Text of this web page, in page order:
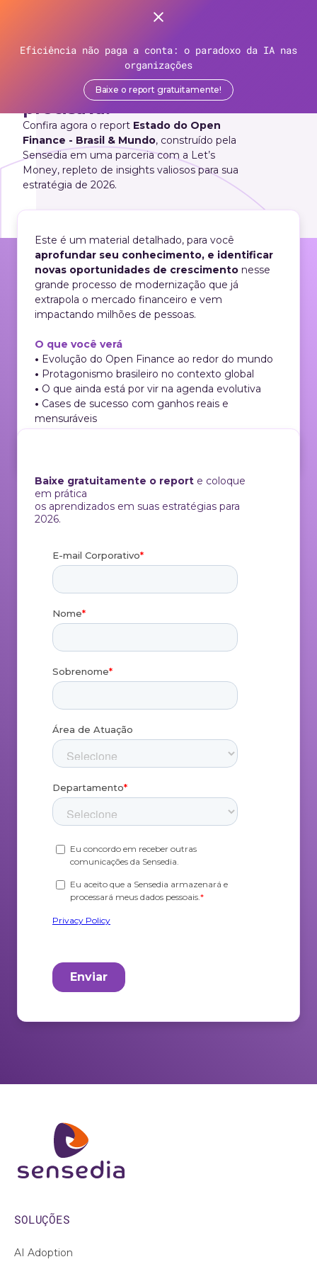
Eficiência não paga a conta: o paradoxo da IA nas
organizações
Baixe o report gratuitamente!
CONTEÚDO EXCLUSIVO
Open Finance: chegou a
atualização que você
precisava!
Confira agora o report Estado do Open
Finance - Brasil & Mundo, construído pela
Sensedia em uma parceria com a Let’s
Money, repleto de insights valiosos para sua
estratégia de 2026.
Este é um material detalhado, para você
aprofundar seu conhecimento, e identificar
novas oportunidades de crescimento nesse
grande processo de modernização que já
extrapola o mercado financeiro e vem
impactando milhões de pessoas.
O que você verá
• Evolução do Open Finance ao redor do mundo
• Protagonismo brasileiro no contexto global
• O que ainda está por vir na agenda evolutiva
• Cases de sucesso com ganhos reais e
mensuráveis
•Como sua empresa pode crescer nesse cenário
Baixe gratuitamente o report e coloque
em prática
os aprendizados em suas estratégias para
2026.
SOLUÇÕES
AI Adoption